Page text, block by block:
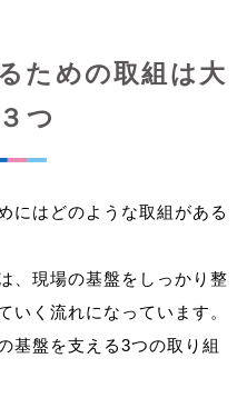
ための取組は大
つ
にはどのような取組がある
、現場の基盤をしっかり整
いく流れになっています。
基盤を支える3つの取り組